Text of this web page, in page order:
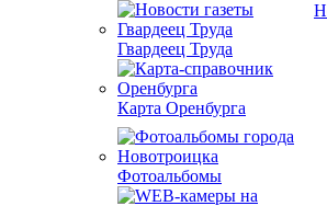
Гвардеец Труда
Карта Оренбурга
Фотоальбомы